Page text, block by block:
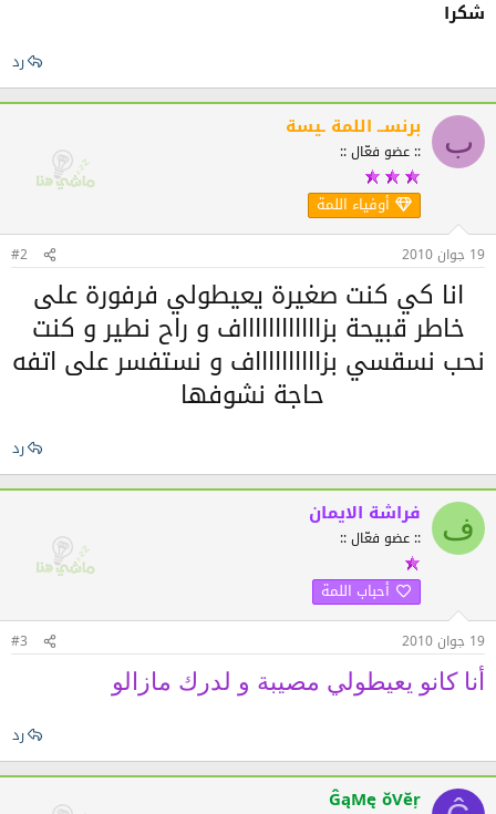
شكرا
رد
ب برنســ اللمة ـيسة
:: عضو فعّال ::
أوفياء اللمة
19 جوان 2010 #2
انا كي كنت صغيرة يعيطولي فرفورة على
خاطر قبيحة بزااااااااااااف و راح نطير و كنت
نحب نسقسي بزااااااااااف و نستفسر على اتفه
حاجة نشوفها
رد
ف فراشة الايمان
:: عضو فعّال ::
أحباب اللمة
19 جوان 2010 #3
أنا كانو يعيطولي مصيبة و لدرك مازالو
رد
ĜąМę ǒVĕŗ